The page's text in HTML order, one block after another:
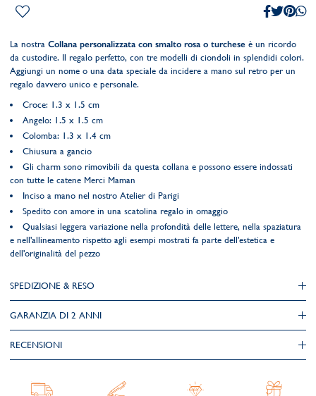
La nostra Collana personalizzata con smalto rosa o turchese è un ricordo
da custodire. Il regalo perfetto, con tre modelli di ciondoli in splendidi colori.
Aggiungi un nome o una data speciale da incidere a mano sul retro per un
regalo davvero unico e personale.
Croce: 1.3 x 1.5 cm
Angelo: 1.5 x 1.5 cm
Colomba: 1.3 x 1.4 cm
Chiusura a gancio
Gli charm sono rimovibili da questa collana e possono essere indossati
con tutte le catene Merci Maman
Inciso a mano nel nostro Atelier di Parigi
Spedito con amore in una scatolina regalo in omaggio
Qualsiasi leggera variazione nella profondità delle lettere, nella spaziatura
e nell'allineamento rispetto agli esempi mostrati fa parte dell'estetica e
dell'originalità del pezzo
SPEDIZIONE & RESO
GARANZIA DI 2 ANNI
RECENSIONI